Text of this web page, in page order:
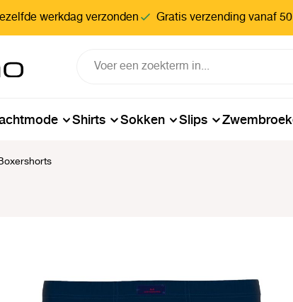
werkdag verzonden Gratis verzending vanaf
Shirts Sokken Slips